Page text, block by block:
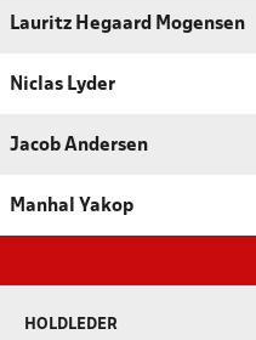
Lauritz Hegaard Mogensen
Niclas Lyder
Jacob Andersen
Manhal Yakop
HOLDLEDER